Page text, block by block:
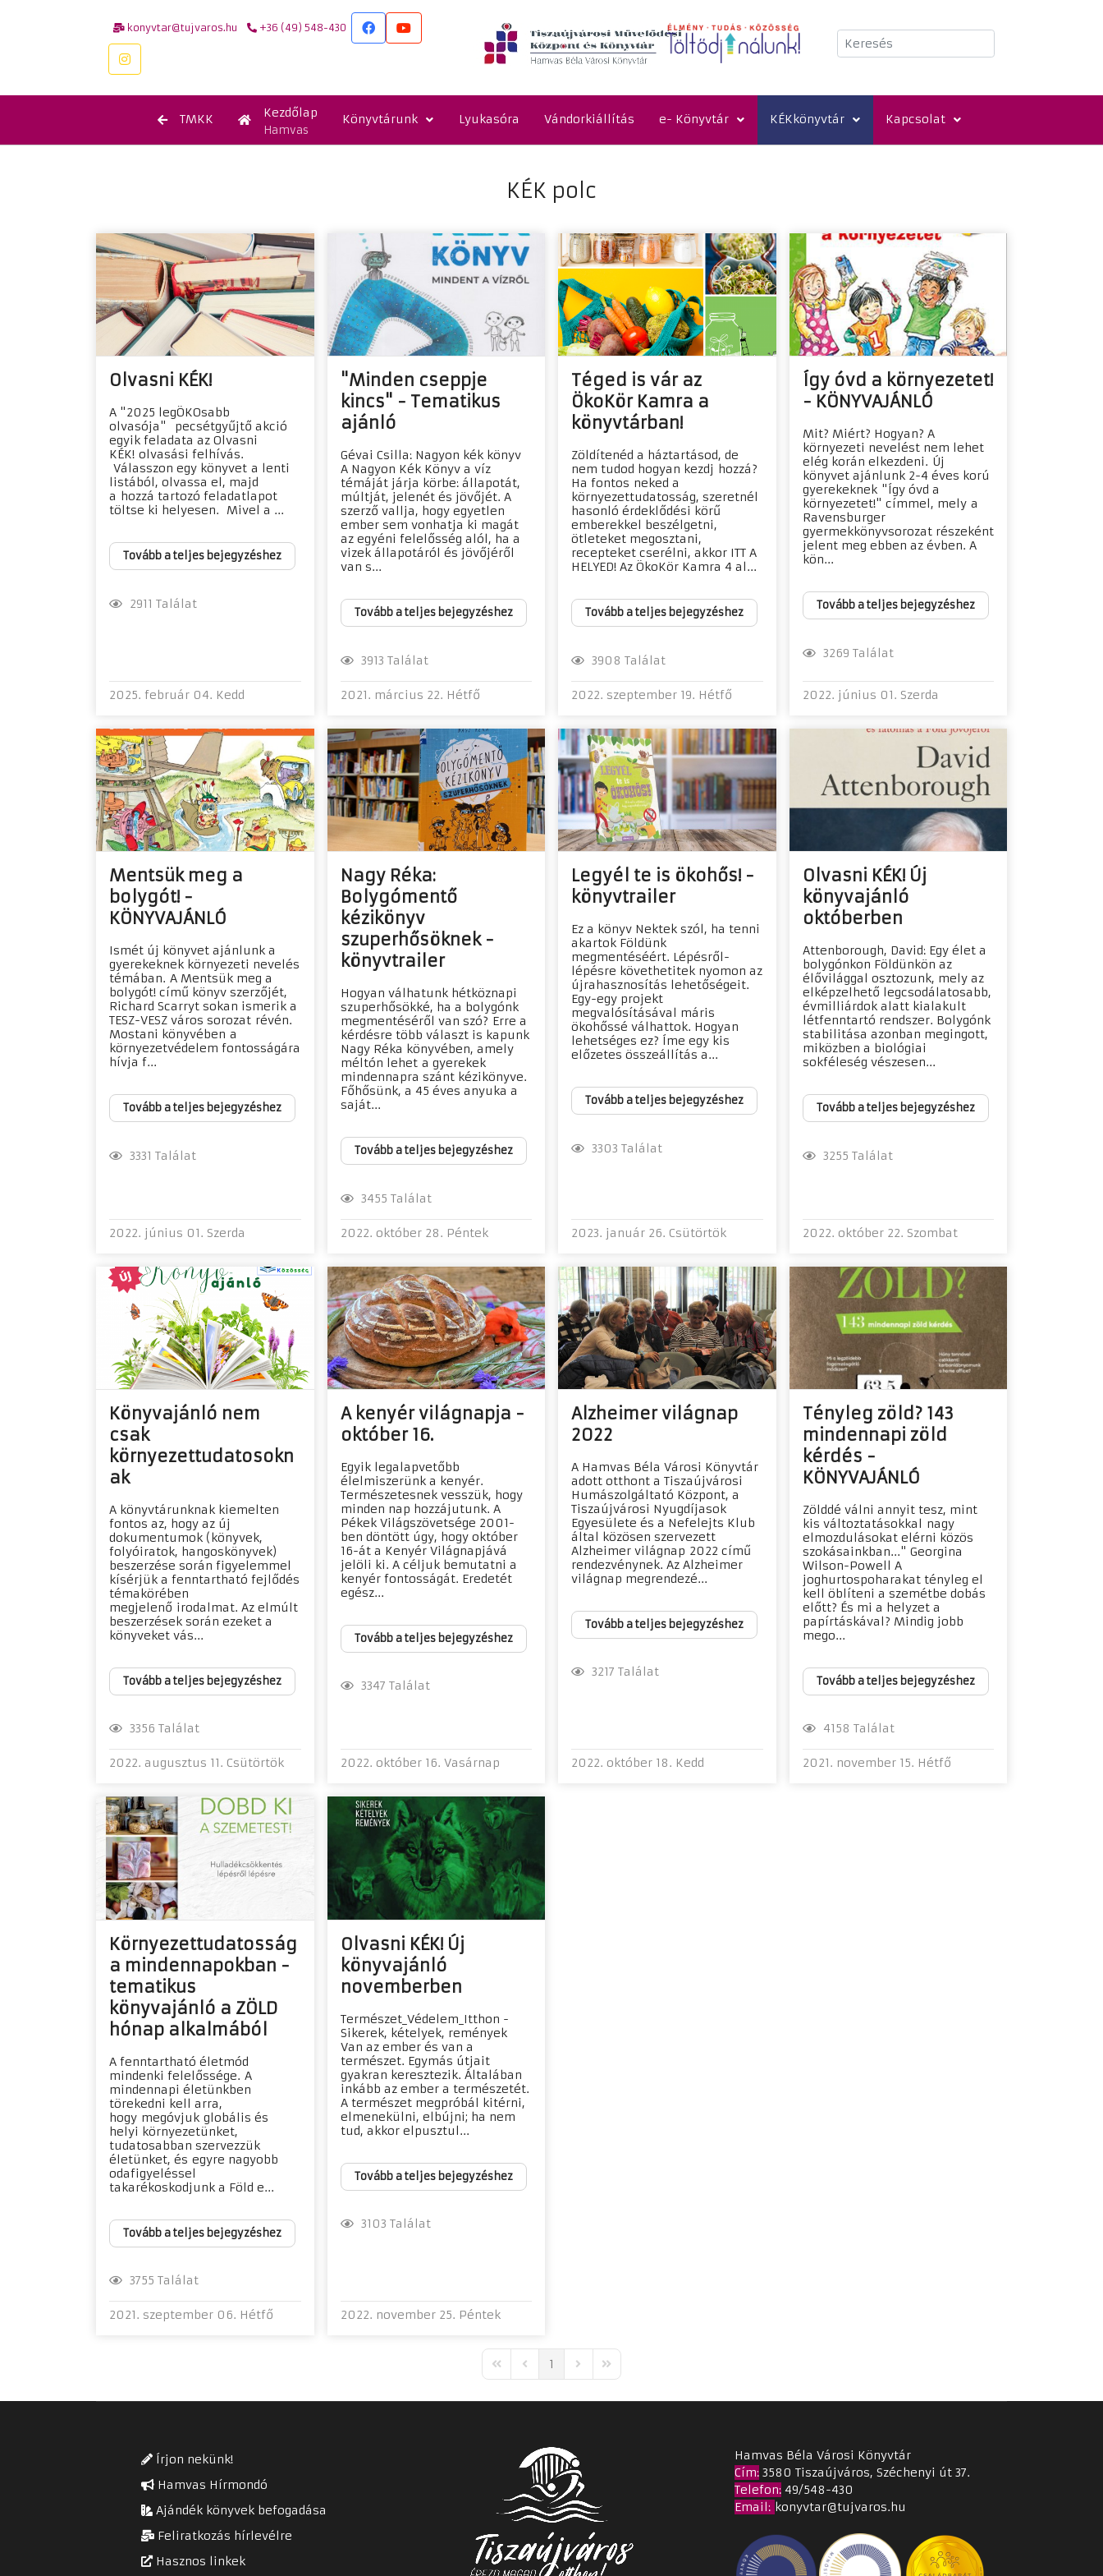
konyvtar@tujvaros.hu +36 (49) 548-430
Keresés
TMKK Kezdőlap
Hamvas
Könyvtárunk Lyukasóra Vándorkiállítás e- Könyvtár KÉKkönyvtár Kapcsolat
KÉK polc
Olvasni KÉK!
A "2025 legÖKOsabb
olvasója" pecsétgyűjtő akció
egyik feladata az Olvasni
KÉK! olvasási felhívás.
Válasszon egy könyvet a lenti
listából, olvassa el, majd
a hozzá tartozó feladatlapot
töltse ki helyesen. Mivel a ...
Tovább a teljes bejegyzéshez
2911 Találat
2025. február 04. Kedd
"Minden cseppje
kincs" - Tematikus
ajánló
Gévai Csilla: Nagyon kék könyv
A Nagyon Kék Könyv a víz
témáját járja körbe: állapotát,
múltját, jelenét és jövőjét. A
szerző vallja, hogy egyetlen
ember sem vonhatja ki magát
az egyéni felelősség alól, ha a
vizek állapotáról és jövőjéről
van s...
Tovább a teljes bejegyzéshez
3913 Találat
2021. március 22. Hétfő
Téged is vár az
ÖkoKör Kamra a
könyvtárban!
Zöldítenéd a háztartásod, de
nem tudod hogyan kezdj hozzá?
Ha fontos neked a
környezettudatosság, szeretnél
hasonló érdeklődési körű
emberekkel beszélgetni,
ötleteket megosztani,
recepteket cserélni, akkor ITT A
HELYED! Az ÖkoKör Kamra 4 al...
Tovább a teljes bejegyzéshez
3908 Találat
2022. szeptember 19. Hétfő
Így óvd a környezetet!
- KÖNYVAJÁNLÓ
Mit? Miért? Hogyan? A
környezeti nevelést nem lehet
elég korán elkezdeni. Új
könyvet ajánlunk 2-4 éves korú
gyerekeknek "Így óvd a
környezetet!" címmel, mely a
Ravensburger
gyermekkönyvsorozat részeként
jelent meg ebben az évben. A
kön...
Tovább a teljes bejegyzéshez
3269 Találat
2022. június 01. Szerda
Mentsük meg a
bolygót! -
KÖNYVAJÁNLÓ
Ismét új könyvet ajánlunk a
gyerekeknek környezeti nevelés
témában. A Mentsük meg a
bolygót! című könyv szerzőjét,
Richard Scarryt sokan ismerik a
TESZ-VESZ város sorozat révén.
Mostani könyvében a
környezetvédelem fontosságára
hívja f...
Tovább a teljes bejegyzéshez
3331 Találat
2022. június 01. Szerda
Nagy Réka:
Bolygómentő
kézikönyv
szuperhősöknek -
könyvtrailer
Hogyan válhatunk hétköznapi
szuperhősökké, ha a bolygónk
megmentéséről van szó? Erre a
kérdésre több választ is kapunk
Nagy Réka könyvében, amely
méltón lehet a gyerekek
mindennapra szánt kézikönyve.
Főhősünk, a 45 éves anyuka a
saját...
Tovább a teljes bejegyzéshez
3455 Találat
2022. október 28. Péntek
Legyél te is ökohős! -
könyvtrailer
Ez a könyv Nektek szól, ha tenni
akartok Földünk
megmentéséért. Lépésről-
lépésre követhetitek nyomon az
újrahasznosítás lehetőségeit.
Egy-egy projekt
megvalósításával máris
ökohőssé válhattok. Hogyan
lehetséges ez? Íme egy kis
előzetes összeállítás a...
Tovább a teljes bejegyzéshez
3303 Találat
2023. január 26. Csütörtök
Olvasni KÉK! Új
könyvajánló
októberben
Attenborough, David: Egy élet a
bolygónkon Földünkön az
élővilággal osztozunk, mely az
elképzelhető legcsodálatosabb,
évmilliárdok alatt kialakult
létfenntartó rendszer. Bolygónk
stabilitása azonban megingott,
miközben a biológiai
sokféleség vészesen...
Tovább a teljes bejegyzéshez
3255 Találat
2022. október 22. Szombat
Könyvajánló nem
csak
környezettudatosokn
ak
A könyvtárunknak kiemelten
fontos az, hogy az új
dokumentumok (könyvek,
folyóiratok, hangoskönyvek)
beszerzése során figyelemmel
kísérjük a fenntartható fejlődés
témakörében
megjelenő irodalmat. Az elmúlt
beszerzések során ezeket a
könyveket vás...
Tovább a teljes bejegyzéshez
3356 Találat
2022. augusztus 11. Csütörtök
A kenyér világnapja -
október 16.
Egyik legalapvetőbb
élelmiszerünk a kenyér.
Természetesnek vesszük, hogy
minden nap hozzájutunk. A
Pékek Világszövetsége 2001-
ben döntött úgy, hogy október
16-át a Kenyér Világnapjává
jelöli ki. A céljuk bemutatni a
kenyér fontosságát. Eredetét
egész...
Tovább a teljes bejegyzéshez
3347 Találat
2022. október 16. Vasárnap
Alzheimer világnap
2022
A Hamvas Béla Városi Könyvtár
adott otthont a Tiszaújvárosi
Humászolgáltató Központ, a
Tiszaújvárosi Nyugdíjasok
Egyesülete és a Nefelejts Klub
által közösen szervezett
Alzheimer világnap 2022 című
rendezvénynek. Az Alzheimer
világnap megrendezé...
Tovább a teljes bejegyzéshez
3217 Találat
2022. október 18. Kedd
Tényleg zöld? 143
mindennapi zöld
kérdés -
KÖNYVAJÁNLÓ
Zölddé válni annyit tesz, mint
kis változtatásokkal nagy
elmozdulásokat elérni közös
szokásainkban..." Georgina
Wilson-Powell A
joghurtospoharakat tényleg el
kell öblíteni a szemétbe dobás
előtt? És mi a helyzet a
papírtáskával? Mindig jobb
mego...
Tovább a teljes bejegyzéshez
4158 Találat
2021. november 15. Hétfő
Környezettudatosság
a mindennapokban -
tematikus
könyvajánló a ZÖLD
hónap alkalmából
A fenntartható életmód
mindenki felelőssége. A
mindennapi életünkben
törekedni kell arra,
hogy megóvjuk globális és
helyi környezetünket,
tudatosabban szervezzük
életünket, és egyre nagyobb
odafigyeléssel
takarékoskodjunk a Föld e...
Tovább a teljes bejegyzéshez
3755 Találat
2021. szeptember 06. Hétfő
Olvasni KÉK! Új
könyvajánló
novemberben
Természet_Védelem_Itthon -
Sikerek, kételyek, remények
Van az ember és van a
természet. Egymás útjait
gyakran keresztezik. Általában
inkább az ember a természetét.
A természet megpróbál kitérni,
elmenekülni, elbújni; ha nem
tud, akkor elpusztul...
Tovább a teljes bejegyzéshez
3103 Találat
2022. november 25. Péntek
First PagePrevious Page
1 Next PageLast Page
Írjon nekünk!
Hamvas Hírmondó
Ajándék könyvek befogadása
Feliratkozás hírlevélre
Hasznos linkek
Hamvas Béla Városi Könyvtár
Cím:3580 Tiszaújváros, Széchenyi út 37.
Telefon:49/548-430
Email: konyvtar@tujvaros.hu